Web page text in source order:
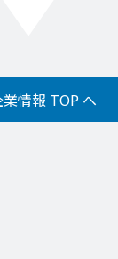
情報 TOP へ